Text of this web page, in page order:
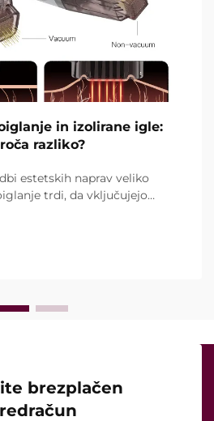
in izolirane igle:
razliko?
estetskih naprav veliko
trdi, da vključujejo
delujejo med kliničnim
brezplačen